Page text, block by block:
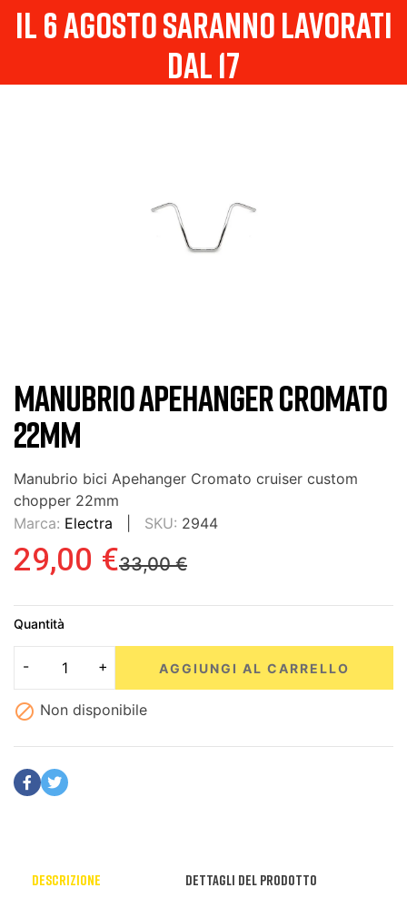
il 6 agosto saranno lavorati
dal 17
MANUBRIO APEHANGER CROMATO
22MM
Manubrio bici Apehanger Cromato cruiser custom
chopper 22mm
Marca: Electra SKU: 2944
33,00 €
29,00 €
Quantità
AGGIUNGI AL CARRELLO
 Non disponibile
Descrizione Dettagli del prodotto